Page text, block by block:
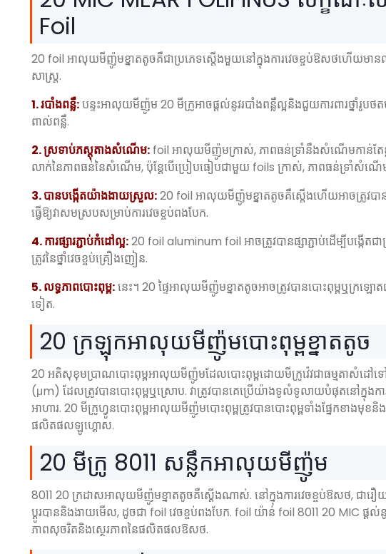
Foil
20 foil អាលុយមីញ៉ូមខ្នាតតូចគឺជាប្រភេទស្តើងមួយនៅក្នុងការវេចខ្ចប់ឱសថហើយមានលក្ខ
សាស្រ្ត.
1. របាំងពន្លឺ:បន្ទះអាលុយមីញ៉ូម 20 មីក្រូអាចផ្តល់នូវរបាំងពន្លឺល្អនិងជួយការពារថ្នាំរូប
ពាល់ពន្លឺ.
2. ស្រទាប់ភស្តុតាងសំណើម: foil អាលុយមីញ៉ូមក្រាស់, ភាពធន់ទ្រាំនឹងសំណើមកាន់តែ
លាក់នៃភាពធន់នៃសំណើម, ប៉ុន្តែបើប្រៀបធៀបជាមួយ foils ក្រាស់, ភាពធន់ទ្រាំសំណើ
3. បានបង្កើតយ៉ាងងាយស្រួល:20 foil អាលុយមីញ៉ូមខ្នាតតូចគឺស្តើងហើយអាចត្រូវបាន
ធ្វើឱ្យវាសមស្របសម្រាប់ការវេចខ្ចប់ពងបែក.
4. ការផ្សារភ្ជាប់កំដៅល្អ:20 foil aluminum foil អាចត្រូវបានផ្សាភ្ជាប់ដើម្បីបង្កើត
ត្រូវនៃថ្នាំវេចខ្ចប់គ្រឿងញៀន.
5. លទ្ធភាពបោះពុម្ព:នេះ។ 20 ផ្ទៃអាលុយមីញ៉ូមខ្នាតតូចអាចត្រូវបានបោះពុម្ពឬក្
ទៀត.
20 ក្រឡុកអាលុយមីញ៉ូមបោះពុម្ពខ្នាតតូច
20 អតិសុខុមប្រាណបោះពុម្ពអាលុយមីញ៉ូមដែលបោះពុម្ពដោយមីក្រូវ៉េវជាធម្មតាសំដ
(μm) ដែលត្រូវបានបោះពុម្ពឬស្រោប. វាត្រូវបានគេប្រើយ៉ាងទូលំទូលាយបំផុតនៅក្នុងការ
អាហារ. 20 មីក្រូហ្វូនបោះពុម្ពអាលុយមីញ៉ូមបោះពុម្ពត្រូវបានបោះពុម្ពទាំងផ្នែកខា
ផលិតផលឡូហ្គោស.
20 មីក្រូ 8011 សន្លឹកអាលុយមីញ៉ូម
8011 20 ក្រដាសអាលុយមីញ៉ូមខ្នាតតូចគឺស្តើងណាស់. នៅក្នុងការវេចខ្ចប់ឱសថ, ជារឿយៗវ
ប្តូរបាននិងងាយមើល, ដូចជា foil វេចខ្ចប់ពងបែក. foil យ៉ាន់ foil 8011 20 MIC
ភាពសុចរិតនិងស្ថេរភាពនៃផលិតផលឱសថ.